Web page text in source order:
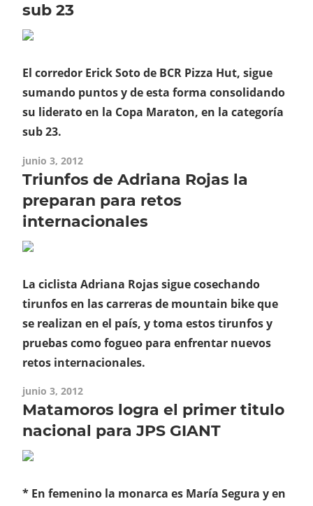
sub 23
El corredor Erick Soto de BCR Pizza Hut, sigue
sumando puntos y de esta forma consolidando
su liderato en la Copa Maraton, en la categoría
sub 23.
junio 3, 2012
Triunfos de Adriana Rojas la
preparan para retos
internacionales
La ciclista Adriana Rojas sigue cosechando
tirunfos en las carreras de mountain bike que
se realizan en el país, y toma estos tirunfos y
pruebas como fogueo para enfrentar nuevos
retos internacionales.
junio 3, 2012
Matamoros logra el primer titulo
nacional para JPS GIANT
* En femenino la monarca es María Segura y en